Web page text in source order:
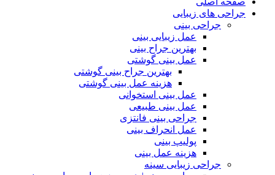
جراحی های زیبایی
جراحی بینی
عمل زیبایی بینی
بهترین جراح بینی
عمل بینی گوشتی
بهترین جراح بینی گوشتی
هزینه عمل بینی گوشتی
عمل بینی استخوانی
عمل بینی طبیعی
جراحی بینی فانتزی
عمل انحراف بینی
پولیپ بینی
هزینه عمل بینی
جراحی زیبایی سینه